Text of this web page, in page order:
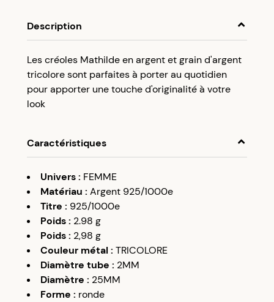
compte client et cumulez 5% de vos achats dans
votre cagnotte fidélité sans minimum d’achat.
Utilisez votre cagnotte de fidélité dès votre
prochaine commande à partir de 50€ d’achats.
Description
Les créoles Mathilde en argent et grain d'argent
tricolore sont parfaites à porter au quotidien
pour apporter une touche d'originalité à votre
look
Caractéristiques
Univers: FEMME
Matériau : Argent 925/1000e
Titre : 925/1000e
Poids: 2.98 g
Poids: 2,98 g
Couleur métal: TRICOLORE
Diamètre tube : 2MM
Diamètre : 25MM
Forme : ronde